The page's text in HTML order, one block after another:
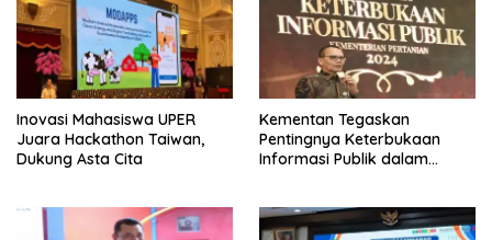
Inovasi Mahasiswa UPER
Juara Hackathon Taiwan,
Dukung Asta Cita
Kementan Tegaskan
Pentingnya Keterbukaan
Informasi Publik dalam